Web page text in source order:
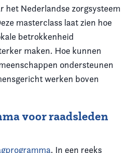
het Nederlandse zorgsysteem
masterclass laat zien hoe
betrokkenheid
maken. Hoe kunnen
ondersteunen
werken boven
voor raadsleden
. In een reeks